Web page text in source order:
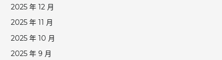
2025 年 12 月
2025 年 11 月
2025 年 10 月
2025 年 9 月